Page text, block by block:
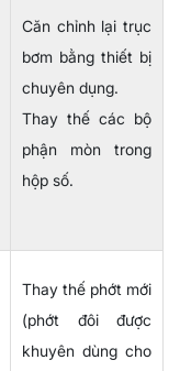
Căn chỉnh lại trục
bơm bằng thiết bị
chuyên dụng.
Thay thế các bộ
phận mòn trong
hộp số.
Thay thế phớt mới
(phớt đôi được
khuyên dùng cho